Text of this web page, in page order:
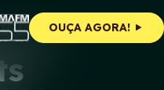
OUÇA AGORA!